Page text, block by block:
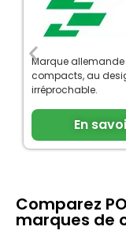
Marque
compacts, au
irréprochable.
En
Comparez
marques de